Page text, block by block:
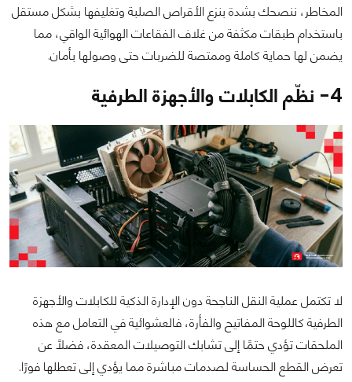
المخاطر، ننصحك بشدة بنزع الأقراص الصلبة وتغليفها بشكل مستقل
باستخدام طبقات مكثفة من غلاف الفقاعات الهوائية الواقي، مما
يضمن لها حماية كاملة وممتصة للضربات حتى وصولها بأمان.
4- نظّم الكابلات والأجهزة الطرفية
لا تكتمل عملية النقل الناجحة دون الإدارة الذكية للكابلات والأجهزة
الطرفية كاللوحة المفاتيح والفأرة، فالعشوائية في التعامل مع هذه
الملحقات تؤدي حتمًا إلى تشابك التوصيلات المعقدة، فضلًا عن
تعرض القطع الحساسة لصدمات مباشرة مما يؤدي إلى تعطلها فورًا.